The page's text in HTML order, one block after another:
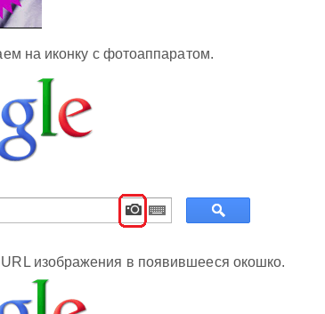
на иконку с фотоаппаратом.
изображения в появившееся окошко.